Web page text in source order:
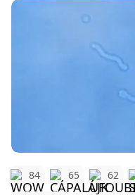
84 65 62